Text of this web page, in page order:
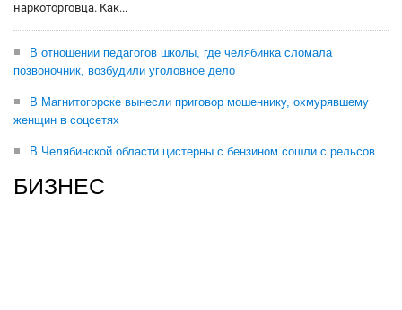
наркоторговца. Как...
В отношении педагогов школы, где челябинка сломала
позвоночник, возбудили уголовное дело
В Магнитогорске вынесли приговор мошеннику, охмурявшему
женщин в соцсетях
В Челябинской области цистерны с бензином сошли с рельсов
БИЗНЕС